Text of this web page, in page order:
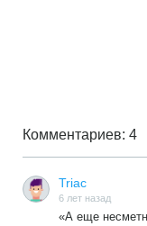
Комментариев: 4
Triac
6 лет назад
«А еще